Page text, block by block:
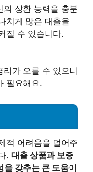
의 상환 능력을 충분
치게 많은 대출을
질 수 있습니다.
리가 오를 수 있으니
필요해요.
적 어려움을 덜어주
. 대출 상품과 보증
갖추는 큰 도움이